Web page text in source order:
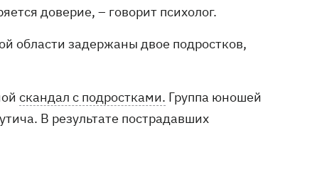
доверие, – говорит психолог.
области задержаны двое подростков,
скандал с подростками. Группа юношей
В результате пострадавших